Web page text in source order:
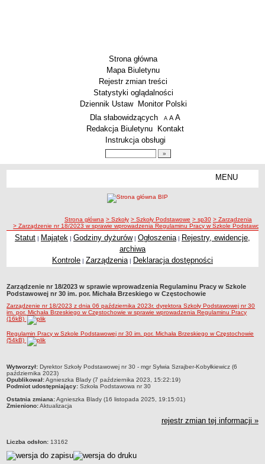
Strona główna
Mapa Biuletynu
Rejestr zmian treści
Statystyki oglądalności
Dziennik Ustaw
Monitor Polski
Menu dodatkowe
Dla słabowidzących A pomniejsz czcionkę
A standardowy rozmiar czcionki
A
Redakcja Biuletynu
Kontakt
Instrukcja obsługi
MENU
Zespoły Szkół
Techniczne Zakłady Naukowe
PRZEDSZKOLA
ARCHIWUM SZKÓŁ I PLACÓWEK
Zlikwidowane gimnazja
Przekształcone szkoły i placówki
Wielofunkcyjna Placówka
SPECJALNE OŚRODKI SZKOLNO-WYCHOWAWCZE
Specjalny Ośrodek nr 5
BURSA MIEJSKA
Dane podstawowe
ścieżka nawigacji
Strona główna > Szkoły > Szkoły Podstawowe > sp30 > Zarządzenia
> Zarządzenie nr 18/2023 w sprawie wprowadzenia Regulaminu Pracy w Szkole
Statut | Majątek | Godziny dyżurów| Ogłoszenia | Rejestry, ewidencje,
archiwa
Kontrole | Zarządzenia | Deklaracja dostępności
Zarządzenie nr 18/2023 w sprawie wprowadzenia Regulaminu Pracy w Szkole
Podstawowej nr 30 im. por. Michała Brzeskiego w Częstochowie
Zarządzenie nr 18/2023 z dnia 06 października 2023r. dyrektora Szkoły Podstawowej nr 30
im. por. Michała Brzeskiego w Częstochowie w sprawie wprowadzenia Regulaminu Pracy
(16kB)
Regulamin Pracy w Szkole Podstawowej nr 30 im. por. Michała Brzeskiego w Częstochowie
(54kB)
metryczka
Wytworzył: Dyrektor Szkoły Podstawowej nr 30 - mgr Sylwia Szrajber-Kobyłkiewicz (6
października 2023)
Opublikował:Agnieszka Blady (7 października 2023, 15:22:19)
Podmiot udostępniający: Szkoła Podstawowa nr 30
Ostatnia zmiana:Agnieszka Blady (16 listopada 2025, 19:15:01)
Zmieniono:Aktualizacja
rejestr zmian tej informacji »
Liczba odsłon: 13162